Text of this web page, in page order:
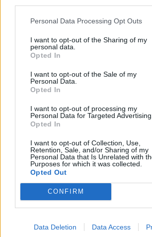
Personal Data Processing Opt Outs
I want to opt-out of the Sharing of my
personal data.
Opted In
I want to opt-out of the Sale of my
Personal Data.
Opted In
I want to opt-out of processing my
Personal Data for Targeted Advertising.
Opted In
I want to opt-out of Collection, Use,
Retention, Sale, and/or Sharing of my
Personal Data that Is Unrelated with
Purposes for which it was collected.
Opted Out
CONFIRM
Data Deletion Data Access
Nyomtatott lapjaink
Székely Hírmondó archívuma
Sütibeállítások
Médiatér
Liget
Krónika
Bihari Napló
Erdélyi Napló
Főtér
Rádió GaGa